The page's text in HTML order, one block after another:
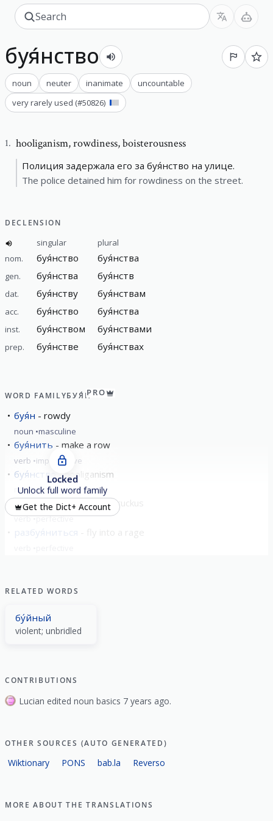
буя́нство
noun neuter inanimate
uncountable
very rarely used (#50826)
1. hooliganism,rowdiness, boisterousness
Полиция задержала его за буя́нство на улице.
The police detained him for rowdiness on the street.
DECLENSION
singular
plural
nom.
буя́нство буя́нства
gen. буя́нства буя́нств
dat. буя́нству буя́нствам
acc. буя́нство буя́нства
inst. буя́нством буя́нствами
prep. буя́нстве буя́нствах
WORD FAMILYБУЯ́НPRO
буя́н rowdy
noun masculine
буя́нить make a row
verb imperfective
буя́нство hooliganism
noun neuter
побуя́нить to make a ruckus
verb perfective
разбуя́ниться
Locked
Unlock full word family
Get the Dict+ Account
RELATED WORDS
бу́йный
violent; unbridled
CONTRIBUTIONS
Lucian edited noun basics 7 years ago.
OTHER SOURCES (AUTO GENERATED)
Wiktionary PONS bab.la Reverso
MORE ABOUT THE TRANSLATIONS